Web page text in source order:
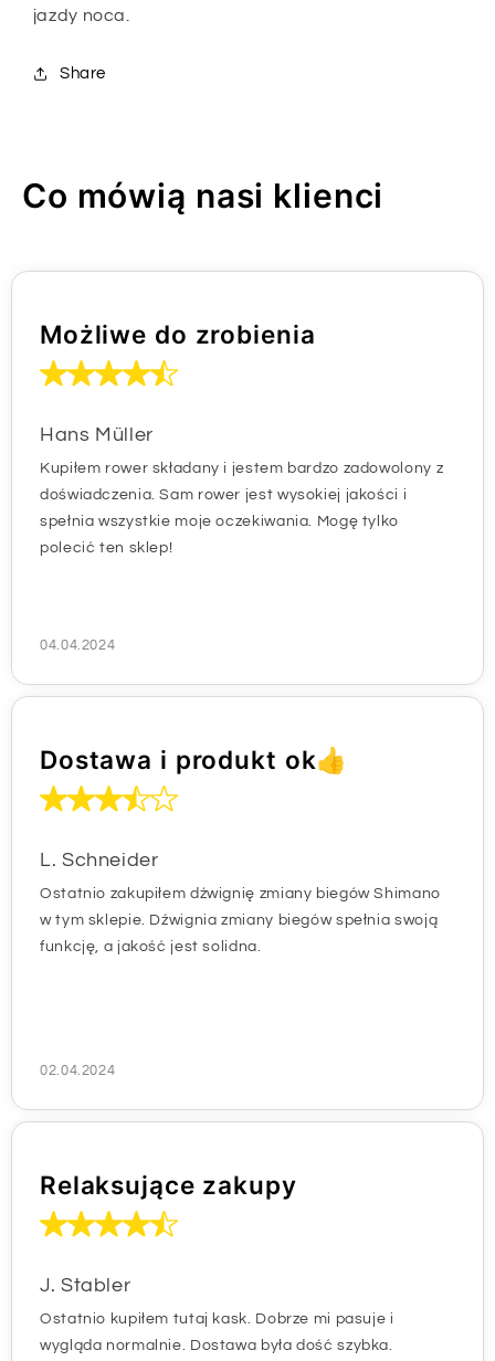
jazdy noca.
Share
Co mówią nasi klienci
Możliwe do zrobienia
Hans Müller
Kupiłem rower składany i jestem bardzo zadowolony z
doświadczenia. Sam rower jest wysokiej jakości i
spełnia wszystkie moje oczekiwania. Mogę tylko
polecić ten sklep!
04.04.2024
Dostawa i produkt ok👍
L. Schneider
Ostatnio zakupiłem dźwignię zmiany biegów Shimano
w tym sklepie. Dźwignia zmiany biegów spełnia swoją
funkcję, a jakość jest solidna.
02.04.2024
Relaksujące zakupy
J. Stabler
Ostatnio kupiłem tutaj kask. Dobrze mi pasuje i
wygląda normalnie. Dostawa była dość szybka.